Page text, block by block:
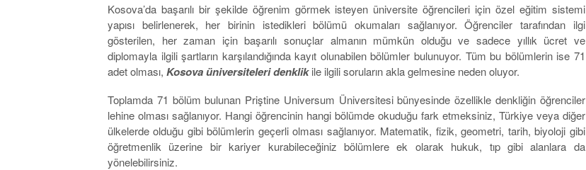
Kosova’da başarılı bir şekilde öğrenim görmek isteyen üniversite öğrencileri için özel eğitim sistemi
yapısı belirlenerek, her birinin istedikleri bölümü okumaları sağlanıyor. Öğrenciler tarafından ilgi
gösterilen, her zaman için başarılı sonuçlar almanın mümkün olduğu ve sadece yıllık ücret ve
diplomayla ilgili şartların karşılandığında kayıt olunabilen bölümler bulunuyor. Tüm bu bölümlerin ise 71
adet olması, Kosova üniversiteleri denklikile ilgili soruların akla gelmesine neden oluyor.
Toplamda 71 bölüm bulunan Priştine Universum Üniversitesi bünyesinde özellikle denkliğin öğrenciler
lehine olması sağlanıyor. Hangi öğrencinin hangi bölümde okuduğu fark etmeksiniz, Türkiye veya diğer
ülkelerde olduğu gibi bölümlerin geçerli olması sağlanıyor. Matematik, fizik, geometri, tarih, biyoloji gibi
öğretmenlik üzerine bir kariyer kurabileceğiniz bölümlere ek olarak hukuk, tıp gibi alanlara da
yönelebilirsiniz.